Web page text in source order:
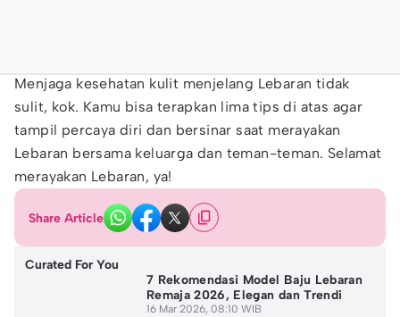
Menjaga kesehatan kulit menjelang Lebaran tidak
sulit, kok. Kamu bisa terapkan lima tips di atas agar
tampil percaya diri dan bersinar saat merayakan
Lebaran bersama keluarga dan teman-teman. Selamat
merayakan Lebaran, ya!
Share Article
Curated For You
7 Rekomendasi Model Baju Lebaran
Remaja 2026, Elegan dan Trendi
16 Mar 2026, 08:10 WIB